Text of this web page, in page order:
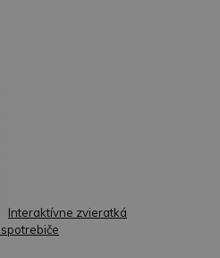
Interaktívne zvieratká
spotrebiče